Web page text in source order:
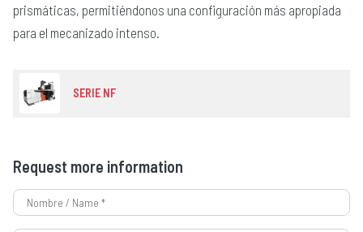
SERIE NF
Request more information
prismáticas, permitiéndonos una configuración más apropiada
para el mecanizado intenso.